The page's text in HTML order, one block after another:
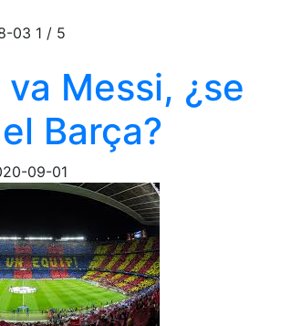
03 1 / 5
Messi, ¿se
Barça?
09-01